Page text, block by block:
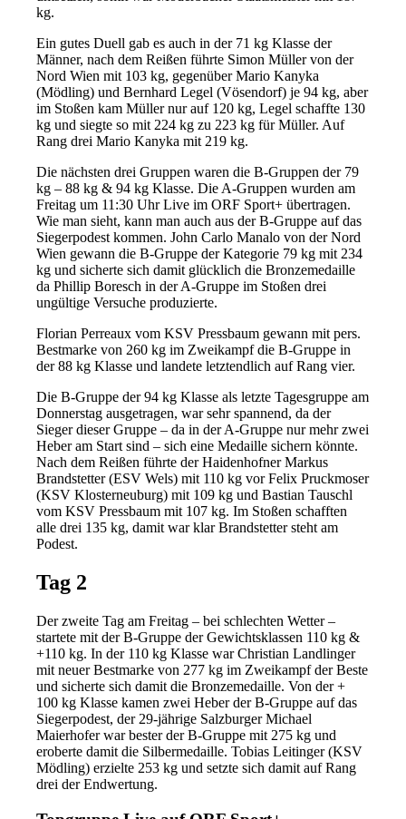
kg.
Ein gutes Duell gab es auch in der 71 kg Klasse der
Männer, nach dem Reißen führte Simon Müller von der
Nord Wien mit 103 kg, gegenüber Mario Kanyka
(Mödling) und Bernhard Legel (Vösendorf) je 94 kg, aber
im Stoßen kam Müller nur auf 120 kg, Legel schaffte 130
kg und siegte so mit 224 kg zu 223 kg für Müller. Auf
Rang drei Mario Kanyka mit 219 kg.
Die nächsten drei Gruppen waren die B-Gruppen der 79
kg – 88 kg & 94 kg Klasse. Die A-Gruppen wurden am
Freitag um 11:30 Uhr Live im ORF Sport+ übertragen.
Wie man sieht, kann man auch aus der B-Gruppe auf das
Siegerpodest kommen. John Carlo Manalo von der Nord
Wien gewann die B-Gruppe der Kategorie 79 kg mit 234
kg und sicherte sich damit glücklich die Bronzemedaille
da Phillip Boresch in der A-Gruppe im Stoßen drei
ungültige Versuche produzierte.
Florian Perreaux vom KSV Pressbaum gewann mit pers.
Bestmarke von 260 kg im Zweikampf die B-Gruppe in
der 88 kg Klasse und landete letztendlich auf Rang vier.
Die B-Gruppe der 94 kg Klasse als letzte Tagesgruppe am
Donnerstag ausgetragen, war sehr spannend, da der
Sieger dieser Gruppe – da in der A-Gruppe nur mehr zwei
Heber am Start sind – sich eine Medaille sichern könnte.
Nach dem Reißen führte der Haidenhofner Markus
Brandstetter (ESV Wels) mit 110 kg vor Felix Pruckmoser
(KSV Klosterneuburg) mit 109 kg und Bastian Tauschl
vom KSV Pressbaum mit 107 kg. Im Stoßen schafften
alle drei 135 kg, damit war klar Brandstetter steht am
Podest.
Tag 2
Der zweite Tag am Freitag – bei schlechten Wetter –
startete mit der B-Gruppe der Gewichtsklassen 110 kg &
+110 kg. In der 110 kg Klasse war Christian Landlinger
mit neuer Bestmarke von 277 kg im Zweikampf der Beste
und sicherte sich damit die Bronzemedaille. Von der +
100 kg Klasse kamen zwei Heber der B-Gruppe auf das
Siegerpodest, der 29-jährige Salzburger Michael
Maierhofer war bester der B-Gruppe mit 275 kg und
eroberte damit die Silbermedaille. Tobias Leitinger (KSV
Mödling) erzielte 253 kg und setzte sich damit auf Rang
drei der Endwertung.